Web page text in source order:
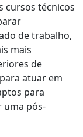
cursos técnicos
de trabalho,
mais
de
atuar em
para
uma pós-